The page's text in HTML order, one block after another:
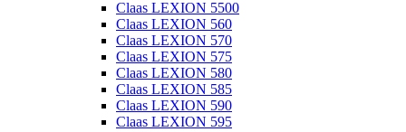
Claas LEXION 5500
Claas LEXION 560
Claas LEXION 570
Claas LEXION 575
Claas LEXION 580
Claas LEXION 585
Claas LEXION 590
Claas LEXION 595